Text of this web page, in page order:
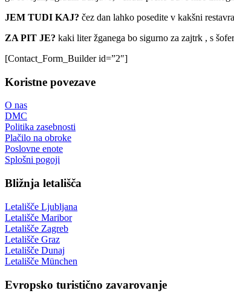
JEM TUDI KAJ? čez dan lahko posedite v kakšni
ZA PIT JE? kaki liter žganega bo sigurno za zajtrk , s
[Contact_Form_Builder id=”2″]
Koristne povezave
O nas
DMC
Politika zasebnosti
Plačilo na obroke
Poslovne enote
Splošni pogoji
Bližnja letališča
Letališče Ljubljana
Letališče Maribor
Letališče Zagreb
Letališče Graz
Letališče Dunaj
Letališče München
Evropsko turistično zavarovanje